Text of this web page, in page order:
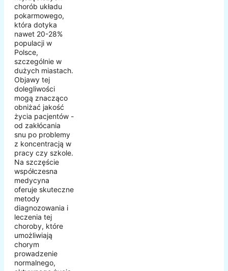
chorób układu
pokarmowego,
która dotyka
nawet 20-28%
populacji w
Polsce,
szczególnie w
dużych miastach.
Objawy tej
dolegliwości
mogą znacząco
obniżać jakość
życia pacjentów -
od zakłócania
snu po problemy
z koncentracją w
pracy czy szkole.
Na szczęście
współczesna
medycyna
oferuje skuteczne
metody
diagnozowania i
leczenia tej
choroby, które
umożliwiają
chorym
prowadzenie
normalnego,